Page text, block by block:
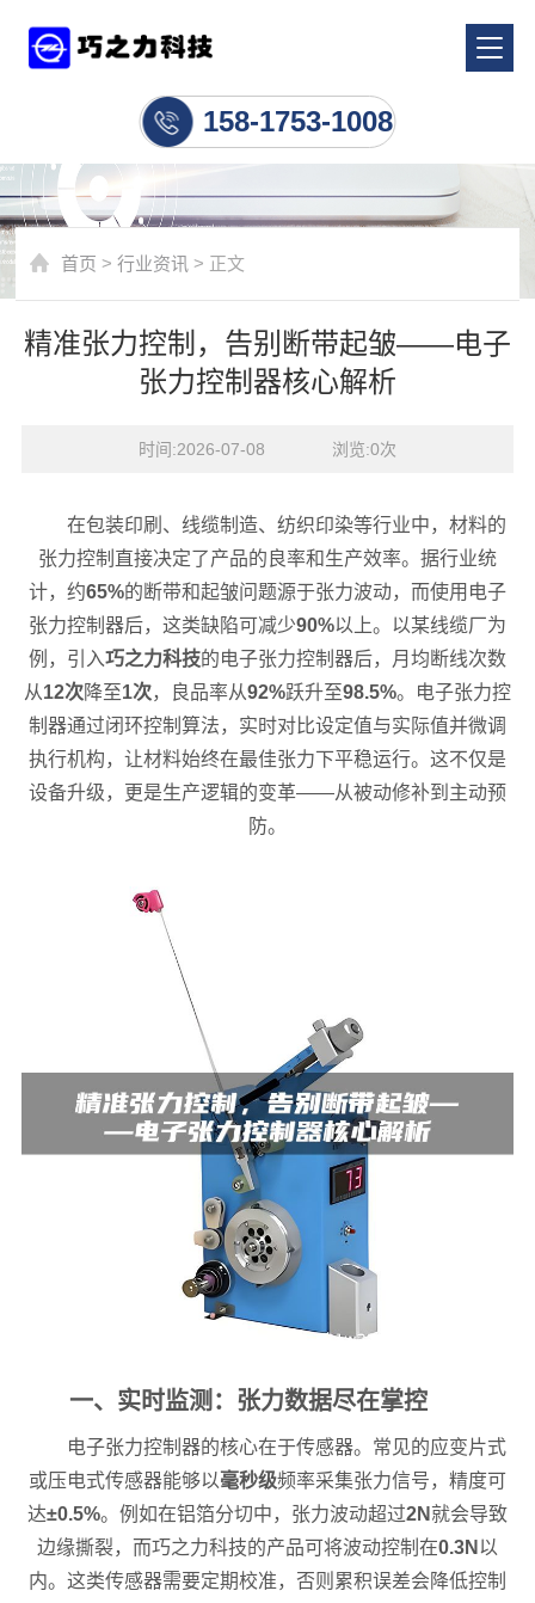
158-1753-1008
首页 >行业资讯 > 正文
精准张力控制，告别断带起皱——电子
张力控制器核心解析
时间:2026-07-08    浏览:0次
在包装印刷、线缆制造、纺织印染等行业中，材料的
张力控制直接决定了产品的良率和生产效率。据行业统
计，约65%的断带和起皱问题源于张力波动，而使用电子
张力控制器后，这类缺陷可减少90%以上。以某线缆厂为
例，引入巧之力科技的电子张力控制器后，月均断线次数
从12次降至1次，良品率从92%跃升至98.5%。电子张力控
制器通过闭环控制算法，实时对比设定值与实际值并微调
执行机构，让材料始终在最佳张力下平稳运行。这不仅是
设备升级，更是生产逻辑的变革——从被动修补到主动预
防。
一、实时监测：张力数据尽在掌控
电子张力控制器的核心在于传感器。常见的应变片式
或压电式传感器能够以毫秒级频率采集张力信号，精度可
达±0.5%。例如在铝箔分切中，张力波动超过2N 就会导致
边缘撕裂，而巧之力科技的产品可将波动控制在0.3N 以
内。这类传感器需要定期校准，否则累积误差会降低控制